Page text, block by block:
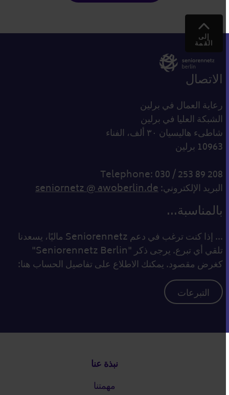
إلى
القمة
الاتصال
رعاية العمال في برلين
الشبكة العليا في برلين
شاطىء هاليسيان ٣٠ ألف، الفناء
10963 برلين
Telephone: 030 / 253 89 208
البريد الإلكتروني:seniornetz @ awoberlin.de
بالمناسبة...
... إذا كنت ترغب في دعم Seniorennetz ماليًا، يسعدنا
تلقي أي تبرع. يرجى ذكر "Seniorennetz Berlin"
كغرض مقصود. يمكنك الاطلاع على تفاصيل الحساب هنا:
التبرعات
نبذة عنا
مهمتنا